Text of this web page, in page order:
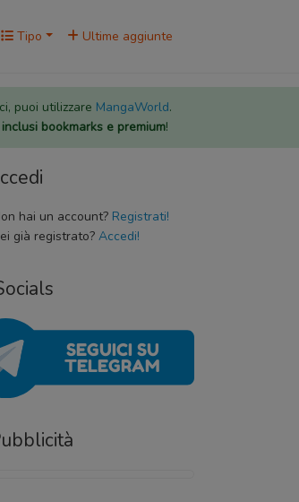
Tipo Ultime aggiunte
puoi utilizzare MangaWorld.
bookmarks e premium!
hai un account? Registrati!
già registrato? Accedi!